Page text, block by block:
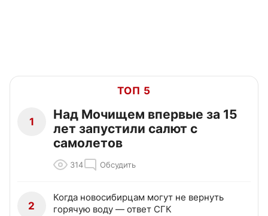
ТОП 5
1
Над Мочищем впервые за 15
лет запустили салют с
самолетов
314 Обсудить
2
Когда новосибирцам могут не вернуть
горячую воду — ответ СГК